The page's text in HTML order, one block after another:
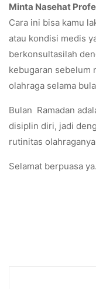
Minta Nasehat
Cara ini bisa kamu
atau kondisi medis
berkonsultasilah
kebugaran sebelum
olahraga selama
Bulan Ramadan
disiplin diri, jadi
rutinitas
Selamat berpuasa